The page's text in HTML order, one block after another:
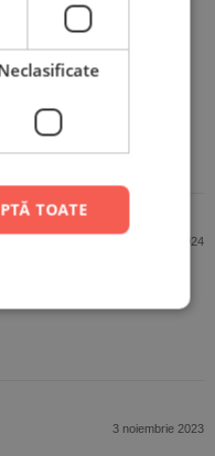
frumos, imi place foarte
25 aprilie 2024
3 noiembrie 2023
TOATE